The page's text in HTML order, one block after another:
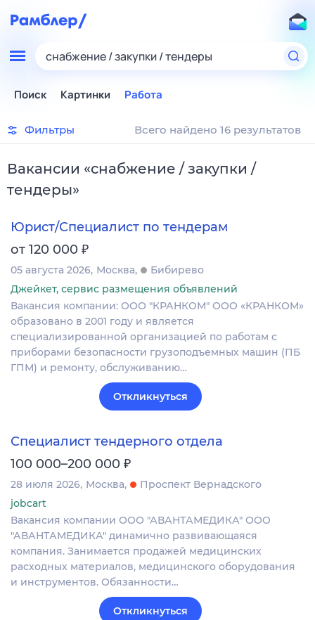
снабжение / закупки / тендеры
Поиск Картинки Работа
Фильтры Всего найдено 16 результатов
Вакансии «снабжение / закупки /
тендеры»
Юрист/Специалист по тендерам
от 120 000 ₽
05 августа 2026 Москва
Бибирево
Джейкет, сервис размещения объявлений
Вакансия компании: ООО "КРАНКОМ" ООО «КРАНКОМ»
образовано в 2001 году и является
специализированной организацией по работам с
приборами безопасности грузоподъемных машин (ПБ
ГПМ) и ремонту, обслуживанию…
Откликнуться
Специалист тендерного отдела
100 000–200 000 ₽
28 июля 2026 Москва
Проспект Вернадского
jobcart
Вакансия компании ООО "АВАНТАМЕДИКА" ООО
"АВАНТАМЕДИКА" динамично развивающаяся
компания. Занимается продажей медицинских
расходных материалов, медицинского оборудования
и инструментов. Обязанности…
Откликнуться